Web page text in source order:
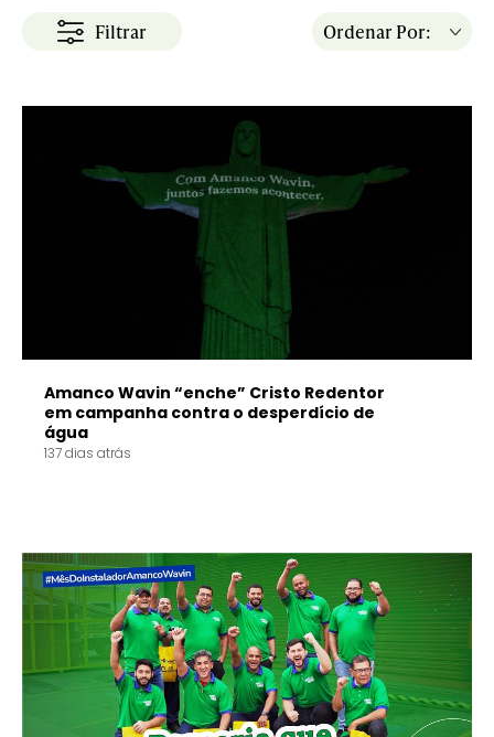
Filtrar Ordenar Por:
Amanco Wavin “enche” Cristo Redentor
em campanha contra o desperdício de
água
137 dias atrás